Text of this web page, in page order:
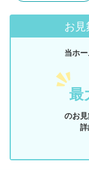
お見
当ホ
最
のお見